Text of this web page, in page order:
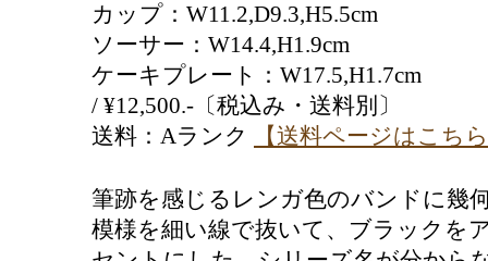
カップ：W11.2,D9.3,H5.5cm
ソーサー：W14.4,H1.9cm
ケーキプレート：W17.5,H1.7cm
/ ¥12,500.-〔税込み・送料別〕
送料：Aランク
【送料ページはこち
筆跡を感じるレンガ色のバンドに幾
模様を細い線で抜いて、ブラックを